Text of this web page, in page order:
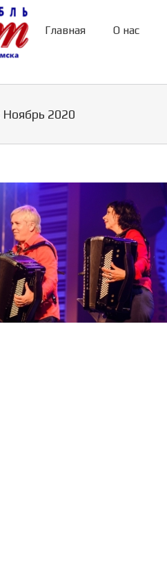
Главная О нас
Ноябрь 2020